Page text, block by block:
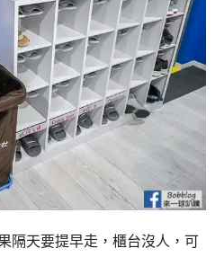
隔天要提早走，櫃台沒人，可